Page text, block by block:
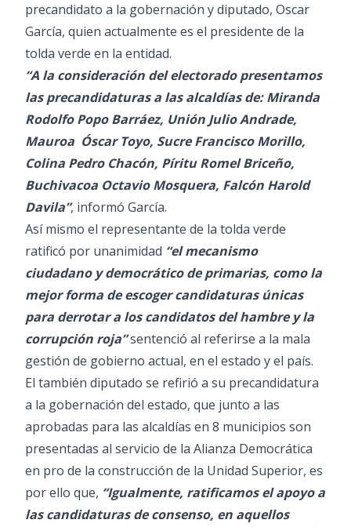
precandidato a la gobernación y diputado, Oscar
García, quien actualmente es el presidente de la
tolda verde en la entidad.
“A la consideración del electorado presentamos
las precandidaturas a las alcaldías de: Miranda
Rodolfo Popo Barráez, Unión Julio Andrade,
Mauroa Óscar Toyo, Sucre Francisco Morillo,
Colina Pedro Chacón, Píritu Romel Briceño,
Buchivacoa Octavio Mosquera, Falcón Harold
Davila”, informó García.
Así mismo el representante de la tolda verde
ratificó por unanimidad “el mecanismo
ciudadano y democrático de primarias, como la
mejor forma de escoger candidaturas únicas
para derrotar a los candidatos del hambre y la
corrupción roja”sentenció al referirse a la mala
gestión de gobierno actual, en el estado y el país.
El también diputado se refirió a su precandidatura
a la gobernación del estado, que junto a las
aprobadas para las alcaldías en 8 municipios son
presentadas al servicio de la Alianza Democrática
en pro de la construcción de la Unidad Superior, es
por ello que, “Igualmente, ratificamos el apoyo a
las candidaturas de consenso, en aquellos